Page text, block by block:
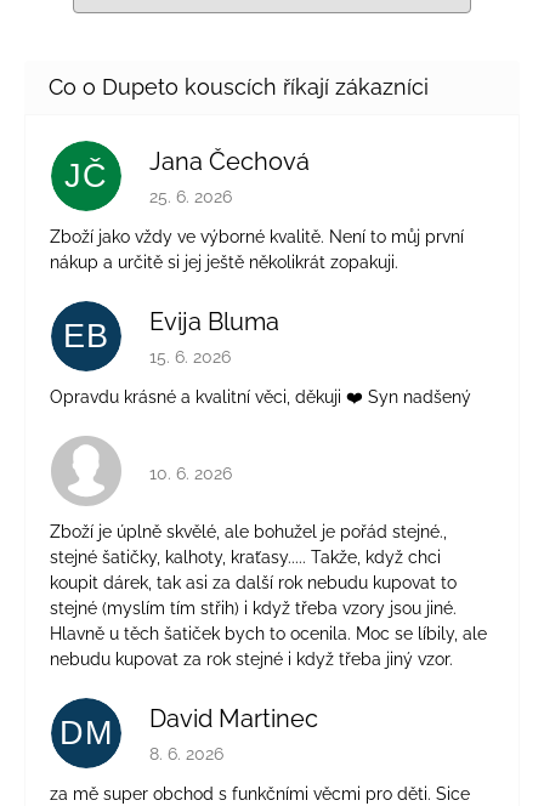
JČ Jana Čechová
Hodnocení obchodu je 5 z 5 hvězdiček.
25. 6. 2026
Zboží jako vždy ve výborné kvalitě. Není to můj první
nákup a určitě si jej ještě několikrát zopakuji.
EB Evija Bluma
Hodnocení obchodu je 5 z 5 hvězdiček.
15. 6. 2026
Opravdu krásné a kvalitní věci, děkuji ❤️ Syn nadšený
Hodnocení obchodu je 4 z 5 hvězdiček.
10. 6. 2026
Zboží je úplně skvělé, ale bohužel je pořád stejné.,
stejné šatičky, kalhoty, kraťasy..... Takže, když chci
koupit dárek, tak asi za další rok nebudu kupovat to
stejné (myslím tím střih) i když třeba vzory jsou jiné.
Hlavně u těch šatiček bych to ocenila. Moc se líbily, ale
nebudu kupovat za rok stejné i když třeba jiný vzor.
DM David Martinec
Hodnocení obchodu je 5 z 5 hvězdiček.
8. 6. 2026
za mě super obchod s funkčními věcmi pro děti. Sice